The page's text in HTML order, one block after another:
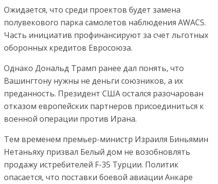
Ожидается, что среди проектов будет замена
полувекового парка самолетов наблюдения AWACS.
Часть инициатив профинансируют за счет льготных
оборонных кредитов Евросоюза.
Однако Дональд Трамп ранее дал понять, что
Вашингтону нужны не деньги союзников, а их
преданность. Президент США остался разочарован
отказом европейских партнеров присоединиться к
военной операции против Ирана.
Тем временем премьер-министр Израиля Биньямин
Нетаньяху призвал Белый дом не возобновлять
продажу истребителей F-35 Турции. Политик
опасается, что поставки боевой авиации Анкаре